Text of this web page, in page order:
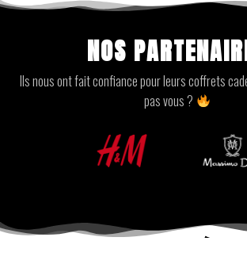
NOS
Ils nous ont fait confiance pour leurs coffrets
pas vous ?